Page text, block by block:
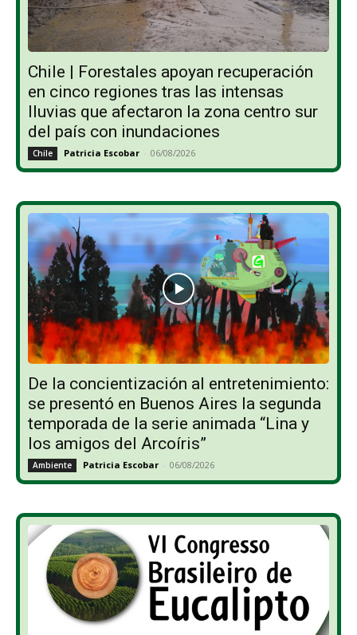
Chile | Forestales apoyan recuperación
en cinco regiones tras las intensas
lluvias que afectaron la zona centro sur
del país con inundaciones
Chile Patricia Escobar - 06/08/2026
De la concientización al entretenimiento:
se presentó en Buenos Aires la segunda
temporada de la serie animada “Lina y
los amigos del Arcoíris”
Ambiente Patricia Escobar - 06/08/2026